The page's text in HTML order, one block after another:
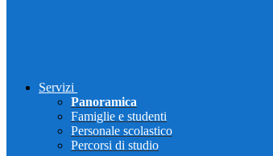
Servizi
Panoramica
Famiglie e studenti
Personale scolastico
Percorsi di studio